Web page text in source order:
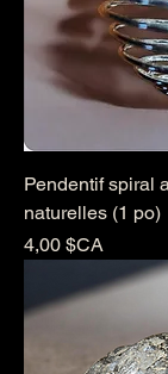
Pendentif spiral
naturelles (1 po)
Prix
4,00 $CA